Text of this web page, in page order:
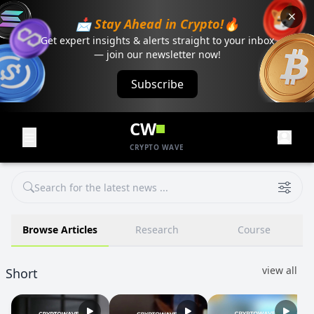
📩 Stay Ahead in Crypto!🔥
Get expert insights & alerts straight to your inbox
— join our newsletter now!
Subscribe
CW
CRYPTO WAVE
Browse Articles Research Course
Short view all